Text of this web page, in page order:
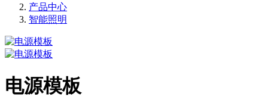
产品中心
智能照明
电源模板